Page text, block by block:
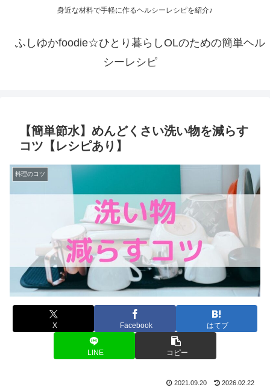
身近な材料で手軽に作るヘルシーレシピを紹介♪
ふしゆかfoodie☆ひとり暮らしOLのための簡単ヘル
シーレシピ
【簡単節水】めんどくさい洗い物を減らす
コツ【レシピあり】
料理のコツ
X Facebook はてブ
LINE コピー
2021.09.20 2026.02.22